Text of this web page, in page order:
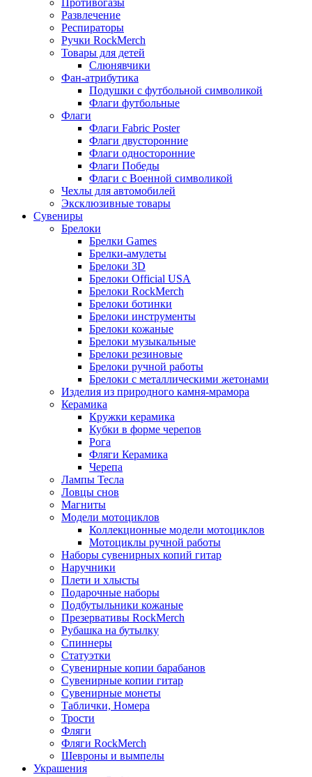
Противогазы
Развлечение
Респираторы
Ручки RockMerch
Товары для детей
Слюнявчики
Фан-атрибутика
Подушки с футбольной символикой
Флаги футбольные
Флаги
Флаги Fabric Poster
Флаги двусторонние
Флаги односторонние
Флаги Победы
Флаги с Военной символикой
Чехлы для автомобилей
Эксклюзивные товары
Сувениры
Брелоки
Брелки Games
Брелки-амулеты
Брелоки 3D
Брелоки Official USA
Брелоки RockMerch
Брелоки ботинки
Брелоки инструменты
Брелоки кожаные
Брелоки музыкальные
Брелоки резиновые
Брелоки ручной работы
Брелоки с металлическими жетонами
Изделия из природного камня-мрамора
Керамика
Кружки керамика
Кубки в форме черепов
Рога
Фляги Керамика
Черепа
Лампы Тесла
Ловцы снов
Магниты
Модели мотоциклов
Коллекционные модели мотоциклов
Мотоциклы ручной работы
Наборы сувенирных копий гитар
Наручники
Плети и хлысты
Подарочные наборы
Подбутыльники кожаные
Презервативы RockMerch
Рубашка на бутылку
Спиннеры
Статуэтки
Сувенирные копии барабанов
Сувенирные копии гитар
Сувенирные монеты
Таблички, Номера
Трости
Фляги
Фляги RockMerch
Шевроны и вымпелы
Украшения